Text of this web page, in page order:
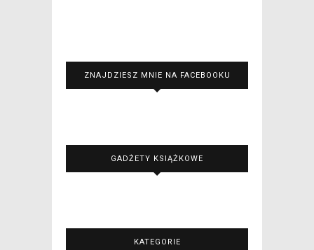
ZNAJDZIESZ MNIE NA FACEBOOKU
GADŻETY KSIĄŻKOWE
KATEGORIE